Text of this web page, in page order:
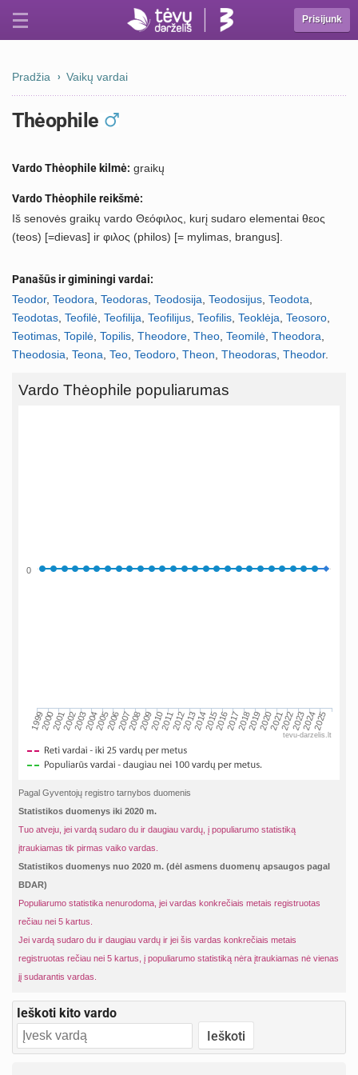
Prisijunk
Pradžia Vaikų vardai
Thėophile
Vardo Thėophile kilmė: graikų
Vardo Thėophile reikšmė:
Iš senovės graikų vardo Θεόφιλος, kurį sudaro elementai θεος
(teos) [=dievas] ir φιλος (philos) [= mylimas, brangus].
Panašūs ir giminingi vardai:
Teodor, Teodora Teodoras Teodosija Teodosijus Teodota
Teodotas Teofilė Teofilija Teofilijus Teofilis Teoklėja Teosoro
Teotimas Topilė Topilis Theodore Theo Teomilė Theodora
Theodosia Teona Teo Teodoro Theon Theodoras Theodor.
Vardo Thėophile populiarumas
199920002001200220032004200520062007200820092010201120122013201420152016201720182019202020212022202320242025
0
tevu-darzelis.lt
Pagal Gyventojų registro tarnybos duomenis
Statistikos duomenys iki 2020 m.
Tuo atveju, jei vardą sudaro du ir daugiau vardų, į populiarumo statistiką
įtraukiamas tik pirmas vaiko vardas.
Statistikos duomenys nuo 2020 m. (dėl asmens duomenų apsaugos pagal
BDAR)
Populiarumo statistika nenurodoma, jei vardas konkrečiais metais registruotas
rečiau nei 5 kartus.
Jei vardą sudaro du ir daugiau vardų ir jei šis vardas konkrečiais metais
registruotas rečiau nei 5 kartus, į populiarumo statistiką nėra įtraukiamas nė vienas
jį sudarantis vardas.
Ieškoti kito vardo